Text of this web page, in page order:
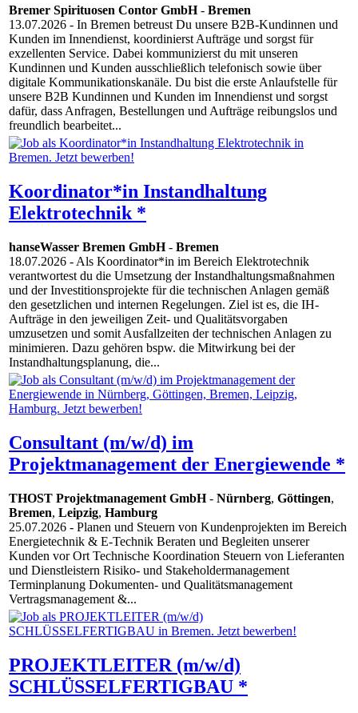
Bremer Spirituosen Contor GmbH- Bremen
13.07.2026 - In Bremen betreust Du unsere B2B-Kundinnen und
Kunden im Innendienst, koordinierst Aufträge und sorgst für
exzellenten Service. Dabei kommunizierst du mit unseren
Kundinnen und Kunden ausschließlich telefonisch sowie über
digitale Kommunikationskanäle. Du bist die erste Anlaufstelle für
unsere B2B Kundinnen und Kunden im Innendienst und sorgst
dafür, dass Anfragen, Bestellungen und Aufträge reibungslos und
freundlich bearbeitet...
Koordinator*in Instandhaltung
Elektrotechnik *
hanseWasser Bremen GmbH- Bremen
18.07.2026 - Als Koordinator*in im Bereich Elektrotechnik
verantwortest du die Umsetzung der Instandhaltungsmaßnahmen
und der Investitionsprojekte für die technischen Anlagen gemäß
den gesetzlichen und internen Regelungen. Ziel ist es, die IH-
Aufträge in den jeweiligen Zeit- und Qualitätsvorgaben
umzusetzen und somit Ausfallzeiten der technischen Anlagen zu
minimieren. Dazu gehören bspw. die Mitwirkung bei der
Instandhaltungsplanung, die...
Consultant (m/w/d) im
Projektmanagement der Energiewende *
THOST Projektmanagement GmbH- Nürnberg, Göttingen,
Bremen, Leipzig, Hamburg
25.07.2026 - Planen und Steuern von Kundenprojekten im Bereich
Energietechnik & E-Technik Beraten und Begleiten unserer
Kunden vor Ort Technische Koordination Steuern von Lieferanten
und Dienstleistern Risiko- und Stakeholdermanagement
Terminplanung Dokumenten- und Qualitätsmanagement
Vertragsmanagement &...
PROJEKTLEITER (m/w/d)
SCHLÜSSELFERTIGBAU *